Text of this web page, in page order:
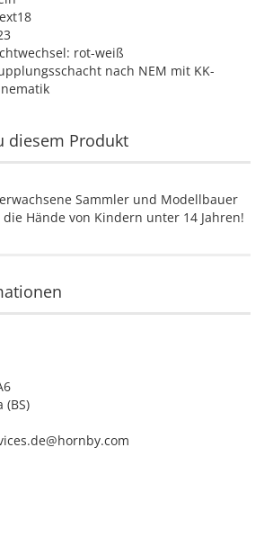
rot-weiß
nach NEM mit KK-
diesem Produkt
Sammler und Modellbauer
Hände von Kindern unter 14 Jahren!
(BS)